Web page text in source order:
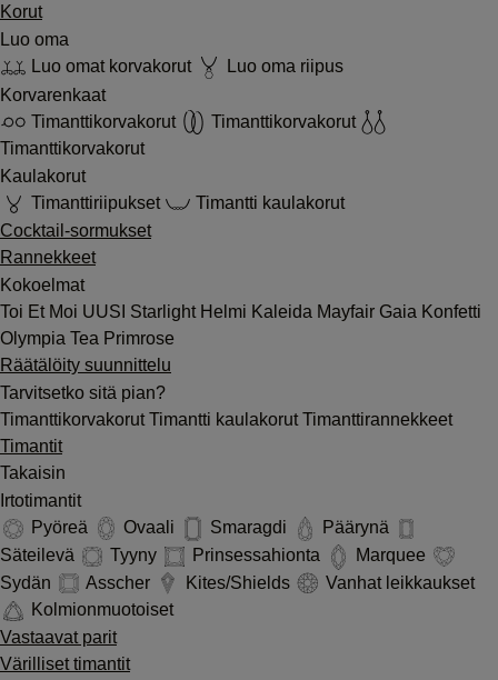
Korut
Luo oma
Luo omat korvakorut
Luo oma riipus
Korvarenkaat
Timanttikorvakorut
Timanttikorvakorut
Timanttikorvakorut
Kaulakorut
Timanttiriipukset
Timantti kaulakorut
Cocktail-sormukset
Rannekkeet
Kokoelmat
Toi Et Moi UUSI Starlight Helmi Kaleida Mayfair Gaia Konfetti
Olympia Tea Primrose
Räätälöity suunnittelu
Tarvitsetko sitä pian?
TimanttikorvakorutTimantti kaulakorutTimanttirannekkeet
Timantit
Takaisin
Irtotimantit
Pyöreä
Ovaali Smaragdi
Päärynä
Säteilevä
Tyyny Prinsessahionta
Marquee
Sydän
Asscher Kites/Shields
Vanhat leikkaukset
Kolmionmuotoiset
Vastaavat parit
Värilliset timantit